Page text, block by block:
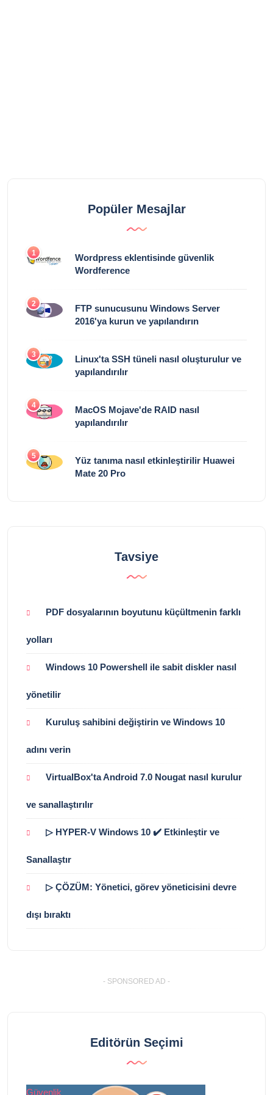
Popüler Mesajlar
1
Wordpress eklentisinde güvenlik
Wordference
2
FTP sunucusunu Windows Server
2016'ya kurun ve yapılandırın
3
Linux'ta SSH tüneli nasıl oluşturulur ve
yapılandırılır
4
MacOS Mojave'de RAID nasıl
yapılandırılır
5
Yüz tanıma nasıl etkinleştirilir Huawei
Mate 20 Pro
Tavsiye
PDF dosyalarının boyutunu küçültmenin farklı
yolları
Windows 10 Powershell ile sabit diskler nasıl
yönetilir
Kuruluş sahibini değiştirin ve Windows 10
adını verin
VirtualBox'ta Android 7.0 Nougat nasıl kurulur
ve sanallaştırılır
▷ HYPER-V Windows 10 ✔️ Etkinleştir ve
Sanallaştır
▷ ÇÖZÜM: Yönetici, görev yöneticisini devre
dışı bıraktı
- SPONSORED AD -
Editörün Seçimi
Güvenlik